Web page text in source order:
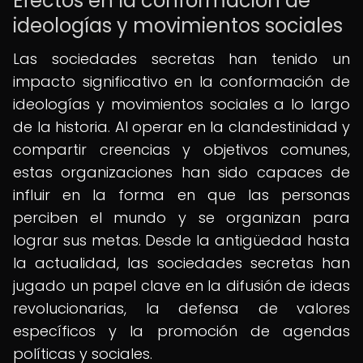
ideologías y movimientos sociales
Las sociedades secretas han tenido un
impacto significativo en la conformación de
ideologías y movimientos sociales a lo largo
de la historia. Al operar en la clandestinidad y
compartir creencias y objetivos comunes,
estas organizaciones han sido capaces de
influir en la forma en que las personas
perciben el mundo y se organizan para
lograr sus metas. Desde la antigüedad hasta
la actualidad, las sociedades secretas han
jugado un papel clave en la difusión de ideas
revolucionarias, la defensa de valores
específicos y la promoción de agendas
políticas y sociales.